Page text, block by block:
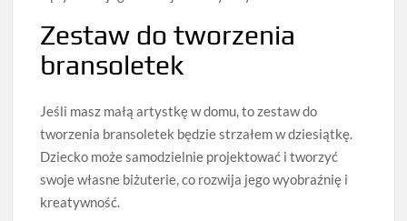
Zestaw do tworzenia
bransoletek
Jeśli masz małą artystkę w domu, to zestaw do
tworzenia bransoletek będzie strzałem w dziesiątkę.
Dziecko może samodzielnie projektować i tworzyć
swoje własne biżuterie, co rozwija jego wyobraźnię i
kreatywność.